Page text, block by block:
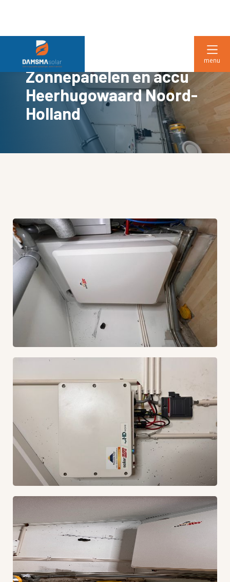
menu
Zonnepanelen en accu
Heerhugowaard Noord-
Holland